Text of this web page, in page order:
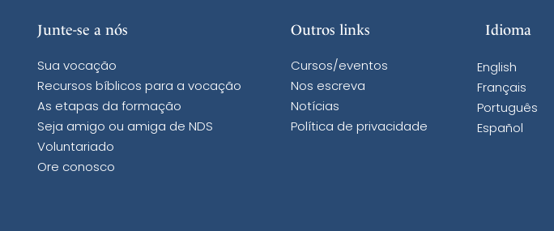
Junte-se a nós
Sua vocação
Recursos bíblicos para a vocação
As etapas da formação
Seja amigo ou amiga de NDS
Voluntariado
Ore conosco
Outros links
Cursos/eventos
Nos escreva
Notícias
Política de privacidade
Idioma
English
Français
Português
Español